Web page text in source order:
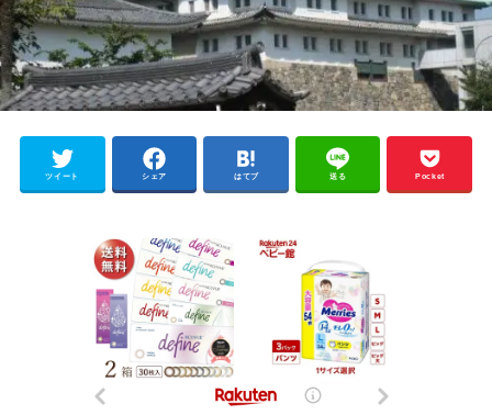
ツイート シェア はてブ 送る Pocket